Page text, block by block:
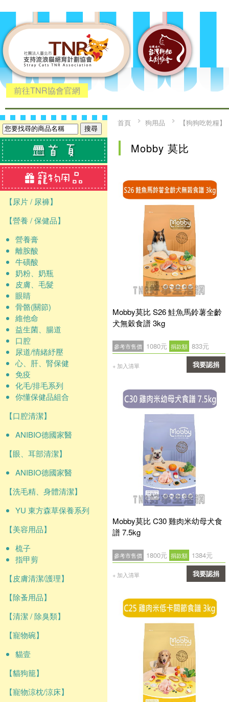
前往TNR協會官網
【尿片 / 尿褲】
【營養 / 保健品】
營養膏
離胺酸
牛磺酸
奶粉、奶瓶
皮膚、毛髮
眼睛
骨骼(關節)
維他命
益生菌、腸道
口腔
尿道/情緒紓壓
心、肝、腎保健
免疫
化毛/排毛系列
你懂保健品組合
【口腔清潔】
ANIBIO德國家醫
【眼、耳部清潔】
ANIBIO德國家醫
【洗毛精、身體清潔】
YU 東方森草保養系列
【美容用品】
梳子
指甲剪
【皮膚清潔/護理】
【除蚤用品】
【清潔 / 除臭類】
【寵物碗】
貓壹
【貓狗籠】
【寵物涼枕/涼床】
首頁 狗用品 【狗狗吃乾糧】
Mobby 莫比
Mobby莫比 S26 鮭魚馬鈴薯全齡
犬無穀食譜 3kg
參考市售價 1080元 捐款額 833元
+ 加入清單 我要認捐
Mobby莫比 C30 雞肉米幼母犬食
譜 7.5kg
參考市售價 1800元 捐款額 1384元
+ 加入清單 我要認捐